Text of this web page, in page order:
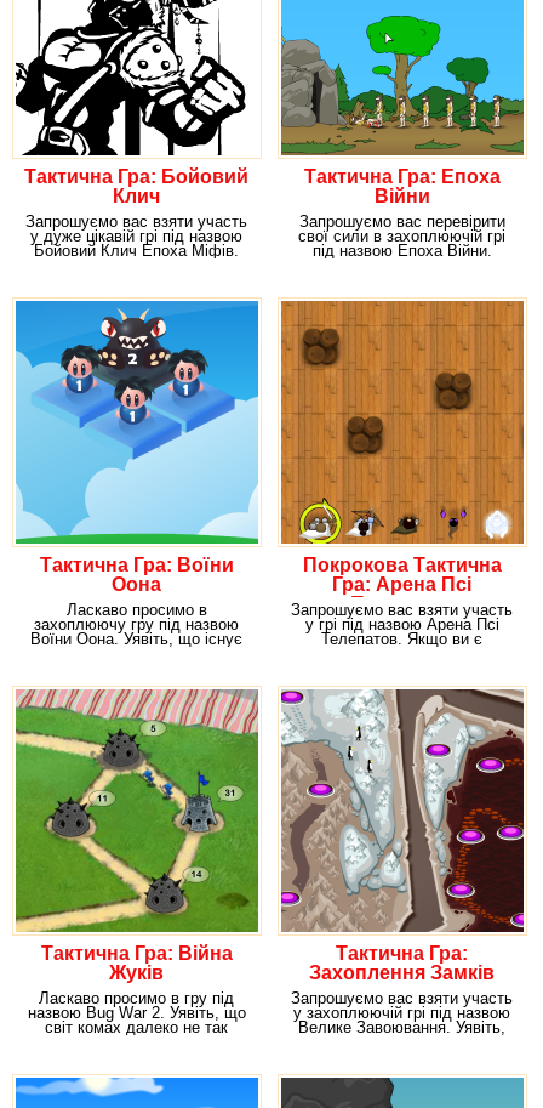
Тактична Гра: Бойовий
Клич
Запрошуємо вас взяти участь
у дуже цікавій грі під назвою
Бойовий Клич Епоха Міфів.
Тактична Гра: Епоха
Війни
Запрошуємо вас перевірити
свої сили в захоплюючій грі
під назвою Епоха Війни.
Тактична Гра: Воїни
Оона
Ласкаво просимо в
захоплюючу гру під назвою
Воїни Оона. Уявіть, що існує
Покрокова Тактична
Гра: Арена Псі
Телепатов
Запрошуємо вас взяти участь
у грі під назвою Арена Псі
Телепатов. Якщо ви є
Тактична Гра: Війна
Жуків
Ласкаво просимо в гру під
назвою Bug War 2. Уявіть, що
світ комах далеко не так
Тактична Гра:
Захоплення Замків
Запрошуємо вас взяти участь
у захоплюючій грі під назвою
Велике Завоювання. Уявіть,